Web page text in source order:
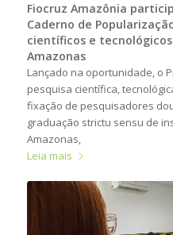
Fiocruz Amazônia
Caderno de
científicos e
Amazonas
Lançado na oportunidade, o
pesquisa científica,
fixação de pesquisadores
graduação strictu sensu de
Amazonas,
Leia mais